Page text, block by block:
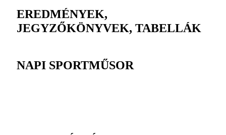
EREDMÉNYEK,
JEGYZŐKÖNYVEK, TABELLÁK
NAPI SPORTMŰSOR